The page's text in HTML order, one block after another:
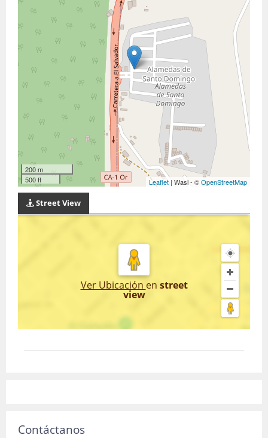
200 m
500 ft
Leaflet | Wasi - ©OpenStreetMap
Street View
Ver Ubicación en street
view
Contáctanos